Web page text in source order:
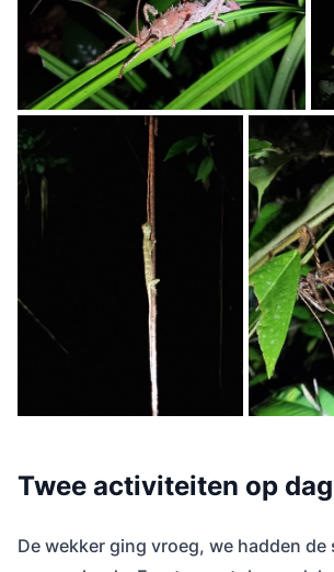
Twee activiteiten op
De wekker ging vroeg, we hadden de